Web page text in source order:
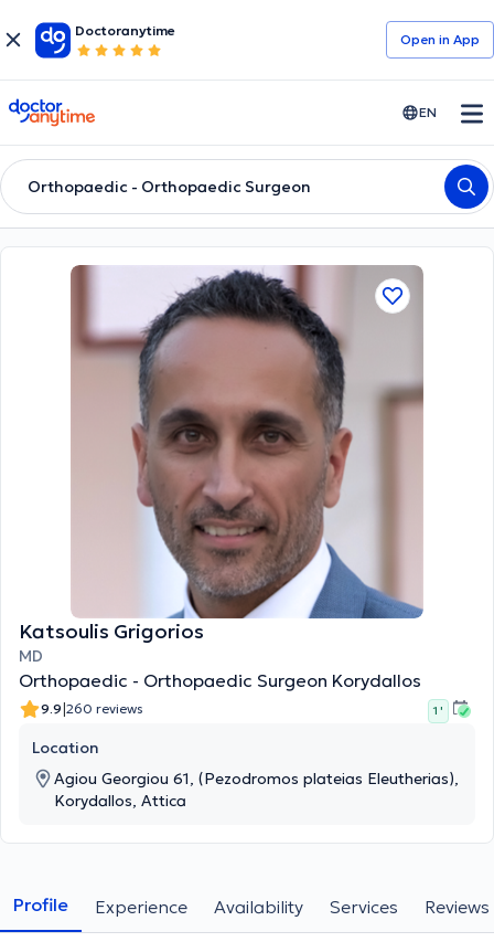
Doctoranytime
Open in Αpp
doctoranytime EN
Orthopaedic - Orthopaedic Surgeon
Katsoulis Grigorios
MD
Orthopaedic - Orthopaedic Surgeon Korydallos
9.9|260 reviews 1 '
Location
Agiou Georgiou 61, (Pezodromos plateias Eleutherias),
Korydallos, Attica
Profile Experience Availability Services Reviews